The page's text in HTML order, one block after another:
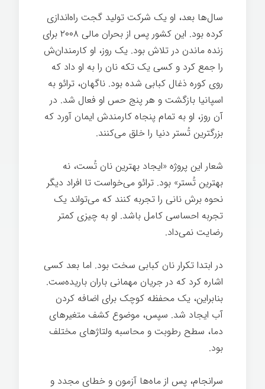
سال‌ها بعد، او یک شرکت تولید گجت راه‌اندازی
کرده بود. این کشور پس از بحران مالی ۲۰۰۸ برای
زنده ماندن در تلاش بود. یک روز، او کارمندان‌ش
را جمع کرد و کسی یک تکه نان را به او داد که
روی کوره ذغال کبابی شده بود. ناگهان، ترائو به
اسپانیا بازگشت و هر پنج حس او فعال شد. در
آن روز، او به تمام پنجاه کارمندش ایمان آورد که
بزرگترین تُستر دنیا را خلق می‌کنند.
شعار این پروژه «ایجاد بهترین نان تُست، نه
بهترین تُستر» بود. ترائو می‌خواست تا افراد دیگر
نحوه برش نانی را تجربه کنند که می‌تواند یک
تجربه احساسی کامل باشد. او به چیزی کمتر
رضایت نمی‌داد.
در ابتدا تکرار نان کبابی سخت بود. اما بعد کسی
اشاره کرد که در جریان مهمانی باران باریده‌ست.
بنابراین، یک محفظه کوچک برای اضافه کردن
آب ایجاد شد. سپس، موضوع کشف متغیرهای
دما، سطح رطوبت و محاسبه ولتاژهای مختلف
بود.
سرانجام، پس از ماه‌ها آزمون و خطای مجدد و